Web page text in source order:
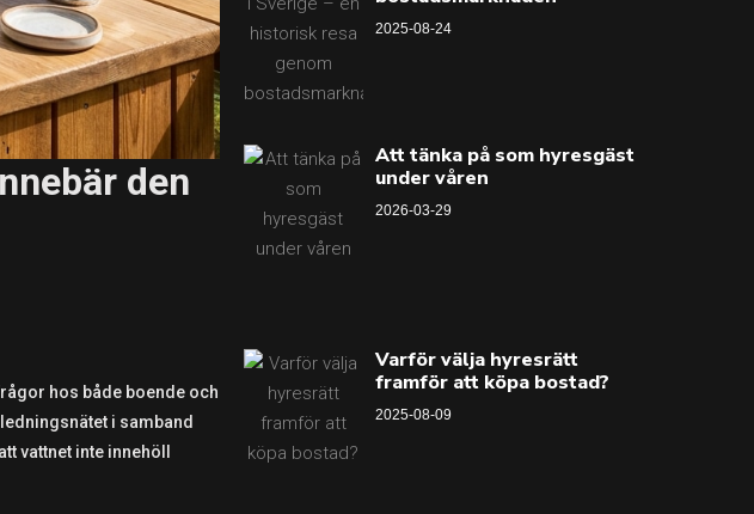
den
hos både boende och
i samband
vattnet inte innehöll
2025-08-24
Att tänka på som hyresgäst
under våren
2026-03-29
Varför välja hyresrätt
framför att köpa bostad?
2025-08-09